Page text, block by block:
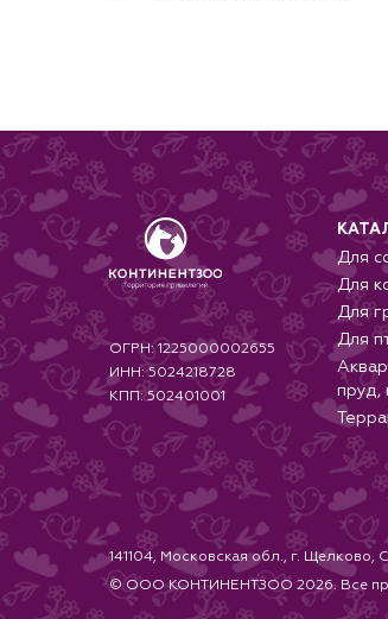
ОГРН: 1225000002655
ИНН: 5024218728
КПП: 502401001
Для
Для
Для
Для
пруд,
141104, Московская обл., г.
© ООО КОНТИНЕНТЗОО 2026. Все права